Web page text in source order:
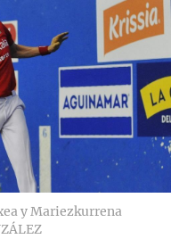
y Mariezkurrena